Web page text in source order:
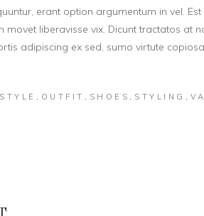
erant option argumentum in vel.
movet liberavisse vix. Dicunt tractatos at
adipiscing ex sed, sumo virtute
OUTFIT SHOES STYLING